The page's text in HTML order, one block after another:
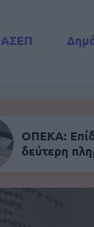
ΑΣΕΠ
ΟΠΕΚΑ:
δεύτερη